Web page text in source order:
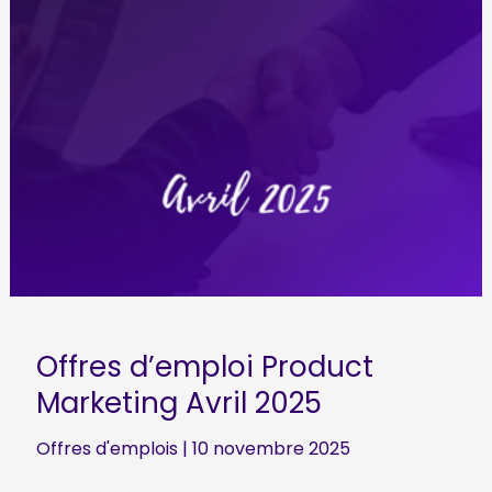
Offres d’emploi Product
Marketing Avril 2025
Offres d'emplois| 10 novembre 2025